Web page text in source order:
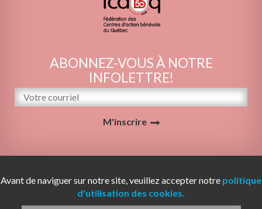
ABONNEZ-VOUS À NOTRE
INFOLETTRE!
M'inscrire
Percé | Tous droits réservés. | Conception Web :
Avant de naviguer sur notre site, veuillez accepter notre politique
d'utilisation des cookies.